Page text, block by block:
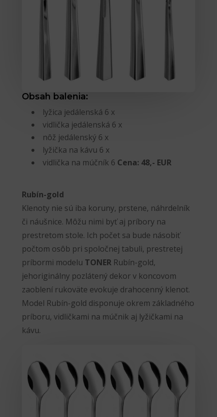
Obsah balenia:
lyžica jedálenská 6 x
vidlička jedálenská 6 x
nôž jedálenský 6 x
lyžička na kávu 6 x
vidlička na múčník 6 Cena: 48,- EUR
Rubín-gold
Klenoty nie sú iba koruny, prstene, náhrdelník
či náušnice. Môžu nimi byť aj príbory na
prestretom stole. Ich počet sa bude násobiť
počtom osôb pri spoločnej tabuli, prestretej
príbormi modelu TONER Rubín-gold,
jehoriginálny pozlátený dekor v koncovom
zaoblení rukoväte evokuje drahocenný klenot.
Model Rubín-gold disponuje okrem základného
príboru, vidličkami na múčnik aj lyžičkami na
kávu.